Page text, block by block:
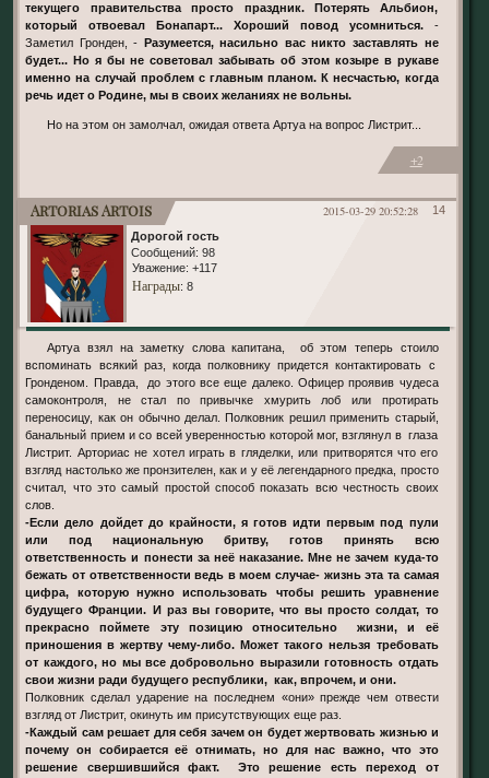
текущего правительства просто праздник. Потерять Альбион,
который отвоевал Бонапарт... Хороший повод усомниться.-
Заметил Гронден, -
Разумеется, насильно вас никто заставлять не
будет... Но я бы не советовал забывать об этом козыре в рукаве
именно на случай проблем с главным планом. К несчастью, когда
речь идет о Родине, мы в своих желаниях не вольны.
Но на этом он замолчал, ожидая ответа Артуа на вопрос Листрит...
+2
14
2015-03-29 20:52:28
Artorias Artois
Дорогой гость
Сообщений: 98
Уважение: +117
Награды: 8
Артуа взял на заметку слова капитана, об этом теперь стоило
вспоминать всякий раз, когда полковнику придется контактировать с
Гронденом. Правда, до этого все еще далеко. Офицер проявив чудеса
самоконтроля, не стал по привычке хмурить лоб или протирать
переносицу, как он обычно делал. Полковник решил применить старый,
банальный прием и со всей уверенностью которой мог, взглянул в глаза
Листрит. Арториас не хотел играть в гляделки, или притворятся что его
взгляд настолько же пронзителен, как и у её легендарного предка, просто
считал, что это самый простой способ показать всю честность своих
слов.
-Если дело дойдет до крайности, я готов идти первым под пули
или под национальную бритву, готов принять всю
ответственность и понести за неё наказание. Мне не зачем куда-то
бежать от ответственности ведь в моем случае- жизнь эта та самая
цифра, которую нужно использовать чтобы решить уравнение
будущего Франции. И раз вы говорите, что вы просто солдат, то
прекрасно поймете эту позицию относительно жизни, и её
приношения в жертву чему-либо. Может такого нельзя требовать
от каждого, но мы все добровольно выразили готовность отдать
свои жизни ради будущего республики, как, впрочем, и они.
Полковник сделал ударение на последнем «они» прежде чем отвести
взгляд от Листрит, окинуть им присутствующих еще раз.
-Каждый сам решает для себя зачем он будет жертвовать жизнью и
почему он собирается её отнимать, но для нас важно, что это
решение свершившийся факт. Это решение есть переход от